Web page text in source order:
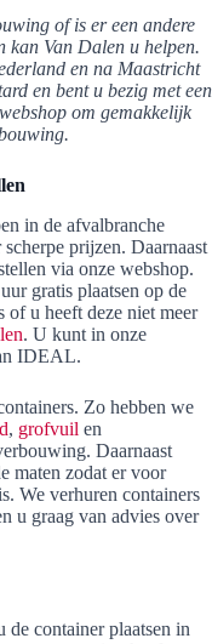
of is er een andere
kan Van Dalen u helpen.
en na Maastricht
en bent u bezig met een
om gemakkelijk
in de afvalbranche
prijzen. Daarnaast
via onze webshop.
gratis plaatsen op de
u heeft deze niet meer
. U kunt in onze
IDEAL.
Zo hebben we
, grofvuil en
Daarnaast
maten zodat er voor
We verhuren containers
u graag van advies over
de container plaatsen in